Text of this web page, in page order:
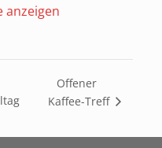
anzeigen
Offener
Kaffee-Treff